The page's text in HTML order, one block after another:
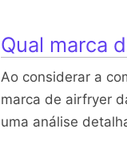
Qual marca
Ao considerar a
marca de airfryer
uma análise